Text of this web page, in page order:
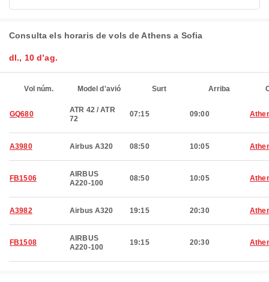
Consulta els horaris de vols de Athens a Sofia
dl., 10 d’ag.
Vol núm. Model d'avió Surt Arriba
GQ680
ATR 42 / ATR
72
07:15 09:00
A3980 Airbus A320 08:50 10:05
FB1506
AIRBUS
A220-100
08:50 10:05
A3982 Airbus A320 19:15 20:30
FB1508
AIRBUS
A220-100
19:15 20:30